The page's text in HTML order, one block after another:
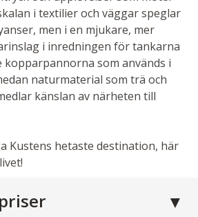
i textilier och väggar speglar
men i en mjukare, mer
i inredningen för tankarna
kopparpannorna som används i
naturmaterial som trä och
känslan av närheten till
Kustens hetaste destination, här